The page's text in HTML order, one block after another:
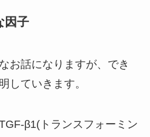
因子
お話になりますが、でき
していきます。
β1(トランスフォーミン